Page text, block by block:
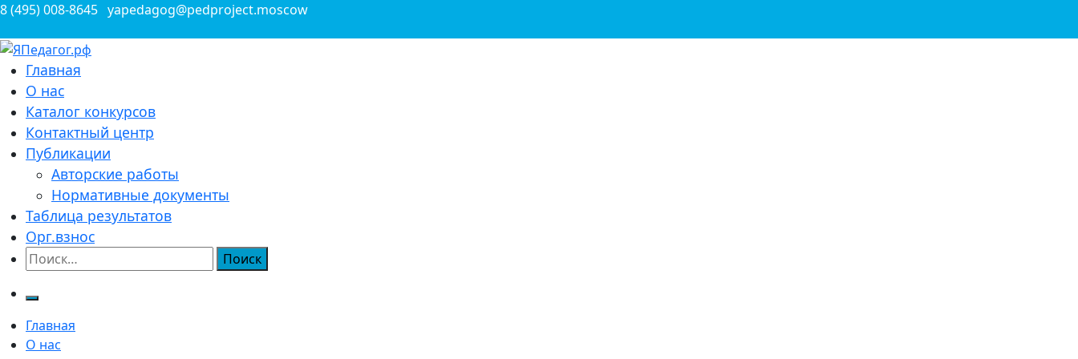
Перейти
содержимому
8 (495) 008-8645 yapedagog@pedproject.moscow
ЯПедагог.рф
Всероссийские конкурсы для педагогов
Главная
О нас
Каталог конкурсов
Контактный центр
Публикации
Авторские работы
Нормативные документы
Таблица результатов
Орг.взнос
Найти:
Главная
О нас